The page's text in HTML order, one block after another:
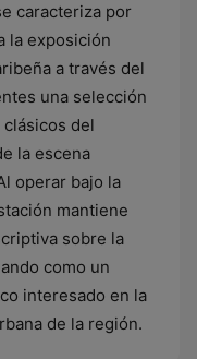
caracteriza por
la exposición
a través del
una selección
del
la escena
operar bajo la
mantiene
sobre la
como un
interesado en la
de la región.